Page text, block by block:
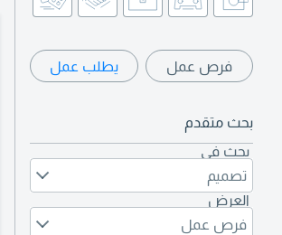
فرص عمل يطلب عمل
بحث متقدم
بحث في
تصميم
العرض
فرص عمل